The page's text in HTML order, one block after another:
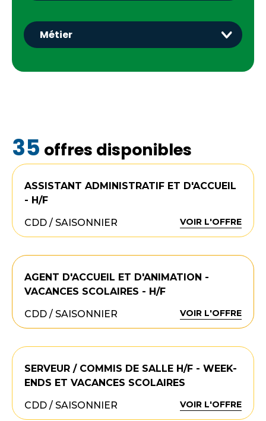
35 offres disponibles
ASSISTANT ADMINISTRATIF ET D'ACCUEIL
- H/F
CDD / SAISONNIER
VOIR L'OFFRE
AGENT D'ACCUEIL ET D'ANIMATION -
VACANCES SCOLAIRES - H/F
CDD / SAISONNIER
VOIR L'OFFRE
SERVEUR / COMMIS DE SALLE H/F - WEEK-
ENDS ET VACANCES SCOLAIRES
CDD / SAISONNIER
VOIR L'OFFRE